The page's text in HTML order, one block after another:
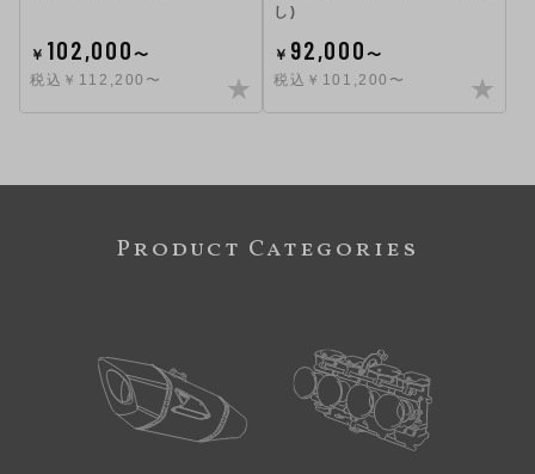
￥ 102,000〜
税込￥112,200〜
し)
￥ 92,000〜
税込￥101,200〜
Product Categories